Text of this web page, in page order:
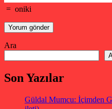
= oniki
Ara
Son Yazılar
Güldal Mumcu: İçimden